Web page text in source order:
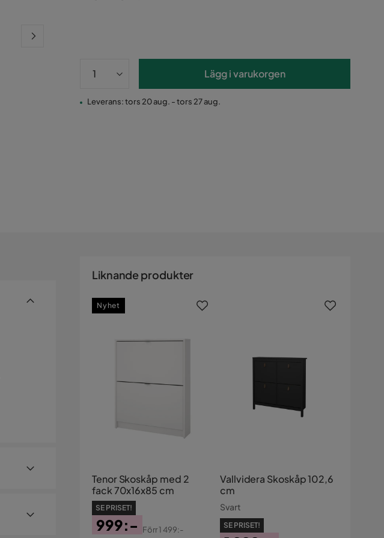
Lägg i varukorgen
Leverans: tors 20 aug. - tors 27 aug.
Liknande produkter
Tenor Skoskåp med 2
fack 70x16x85 cm
SE PRISET!
999:-
Förr1 499:-
Nyhet
Vallvidera Skoskåp 102,6
cm
Svart
SE PRISET!